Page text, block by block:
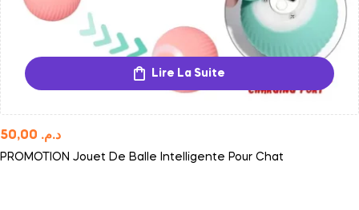
Lire La Suite
د.م.
PROMOTION Jouet De Balle Intelligente Pour Chat